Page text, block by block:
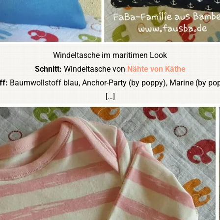
Windeltasche im maritimen Look
Schnitt: Windeltasche von Nähte von Käthe
Baumwollstoff blau, Anchor-Party (by poppy), Marine (by
[…]